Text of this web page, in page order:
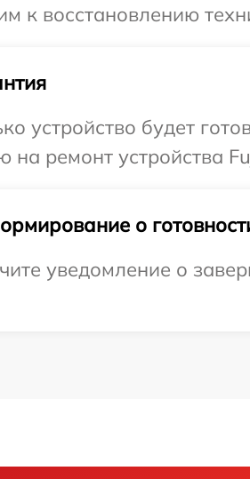
к восстановлению
устройство будет
на ремонт устройства
о
уведомление о